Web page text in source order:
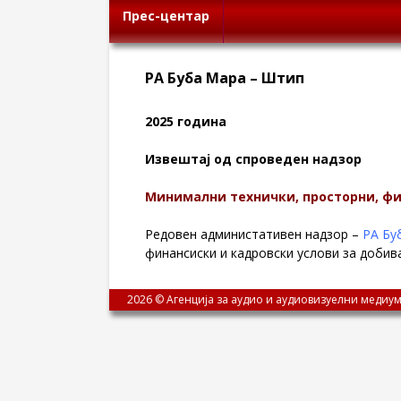
Прес-центар
РА Буба Мара – Штип
2025 година
Извештај од спроведен надзор
Минимални технички, просторни,
Редовен администативен надзор – РА
финансиски и кадровски услови за
2026 © Агенција за аудио и аудиовизуелни